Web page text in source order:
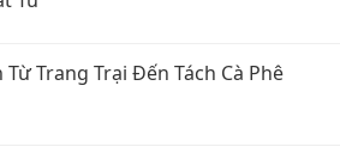
Trang Trại Đến Tách Cà Phê